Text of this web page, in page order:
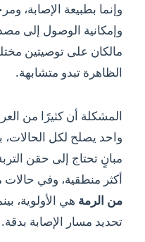
وإنما بطبيعة الإصابة،
وإمكانية الوصول إلى
مالكان على توصيتين
الظاهرة تبدو متشابهة.
المشكلة أن كثيرًا من
واحد يصلح لكل الحالات،
مبانٍ تحتاج إلى حقن
أكثر منطقية، وفي حالات
من الرمة هي الأولوية،
تحديد مسار الإصابة بدقة.